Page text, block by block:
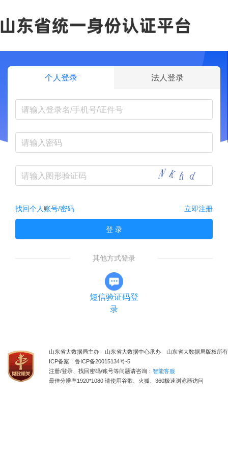
个人登录 法人登录
找回个人账号/密码 立即注册
登 录
其他方式登录
短信验证码登
录
山东省大数据局主办 山东省大数据中心承办 山东省大数据局版权所有
ICP备案：鲁ICP备20015134号-5
注册/登录、找回密码/账号等问题请咨询： 智能客服
最佳分辨率1920*1080 请使用谷歌、火狐、360极速浏览器访问